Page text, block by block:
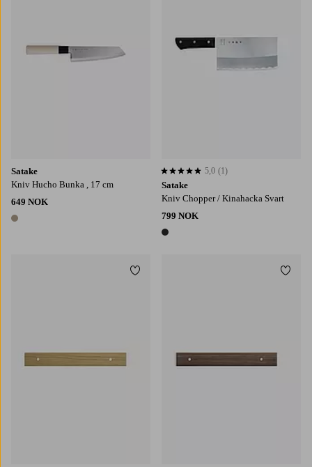
Satake
Kniv Hucho Bunka , 17 cm
649 NOK
1 farge
Satake
Kniv Chopper / Kinahacka Svart
799 NOK
1 farge
5,0 basert på 1 karaktergivninger
5,0 (1)
Legg til favoritter